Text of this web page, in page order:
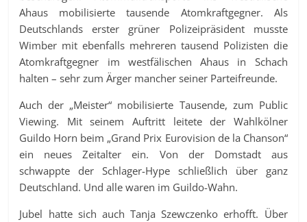
Ahaus mobilisierte tausende Atomkraftgegner. Als
Deutschlands erster grüner Polizeipräsident musste
Wimber mit ebenfalls mehreren tausend Polizisten die
Atomkraftgegner im westfälischen Ahaus in Schach
halten – sehr zum Ärger mancher seiner Parteifreunde.
Auch der „Meister“ mobilisierte Tausende, zum Public
Viewing. Mit seinem Auftritt leitete der Wahlkölner
Guildo Horn beim „Grand Prix Eurovision de la Chanson“
ein neues Zeitalter ein. Von der Domstadt aus
schwappte der Schlager-Hype schließlich über ganz
Deutschland. Und alle waren im Guildo-Wahn.
Jubel hatte sich auch Tanja Szewczenko erhofft. Über